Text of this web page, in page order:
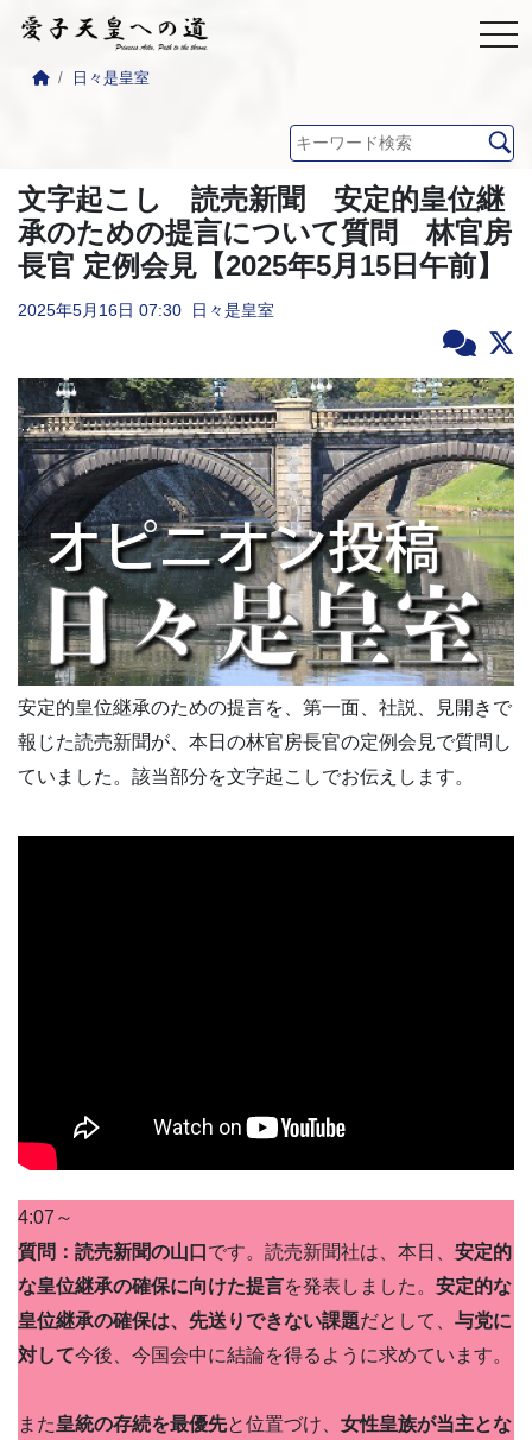
日々是皇室
文字起こし 読売新聞 安定的皇位継
承のための提言について質問 林官房
長官 定例会見【2025年5月15日午前】
2025年5月16日 07:30 日々是皇室
安定的皇位継承のための提言を、第一面、社説、見開きで
報じた読売新聞が、本日の林官房長官の定例会見で質問し
ていました。該当部分を文字起こしでお伝えします。
4:07～
質問：読売新聞の山口 です。読売新聞社は、本日、 安定的
な皇位継承の確保に向けた提言を発表しました。 安定的な
皇位継承の確保は、先送りできない課題だとして、 与党に
対して今後、今国会中に結論を得るように求めています。
また皇統の存続を最優先と位置づけ、 女性皇族が当主とな